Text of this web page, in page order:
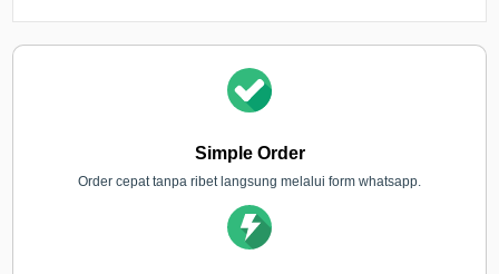
Simple Order
Order cepat tanpa ribet langsung melalui form whatsapp.